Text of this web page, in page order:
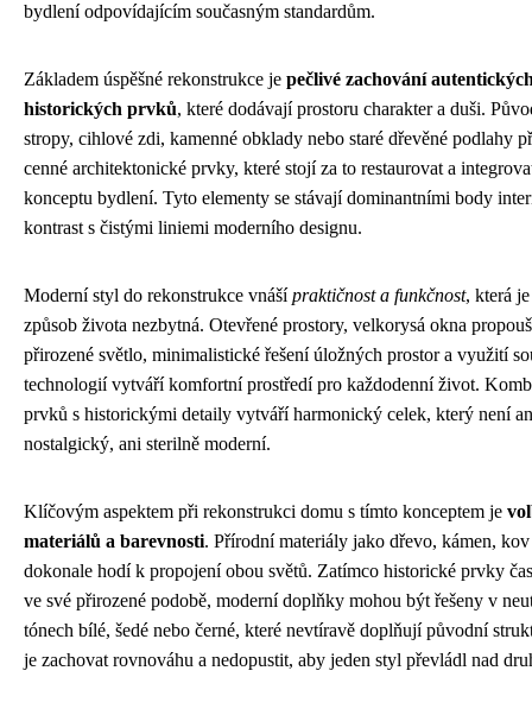
bydlení odpovídajícím současným standardům.
Základem úspěšné rekonstrukce je pečlivé zachování
historických prvků, které dodávají prostoru charakter a duši.
stropy, cihlové zdi, kamenné obklady nebo staré dřevěné podlahy
cenné architektonické prvky, které stojí za to restaurovat a
konceptu bydlení. Tyto elementy se stávají dominantními body
kontrast s čistými liniemi moderního designu.
Moderní styl do rekonstrukce vnášípraktičnost a funkčnost, která
způsob života nezbytná. Otevřené prostory, velkorysá okna
přirozené světlo, minimalistické řešení úložných prostor a využití
technologií vytváří komfortní prostředí pro každodenní život.
prvků s historickými detaily vytváří harmonický celek, který není
nostalgický, ani sterilně moderní.
Klíčovým aspektem při rekonstrukci domu s tímto konceptem je
materiálů a barevnosti. Přírodní materiály jako dřevo, kámen,
dokonale hodí k propojení obou světů. Zatímco historické prvky
ve své přirozené podobě, moderní doplňky mohou být řešeny v
tónech bílé, šedé nebo černé, které nevtíravě doplňují původní
je zachovat rovnováhu a nedopustit, aby jeden styl převládl nad